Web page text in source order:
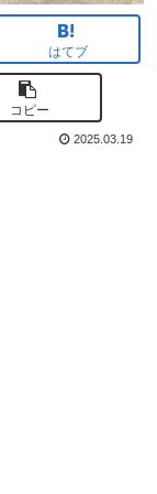
はてブ
コピー
2025.03.19